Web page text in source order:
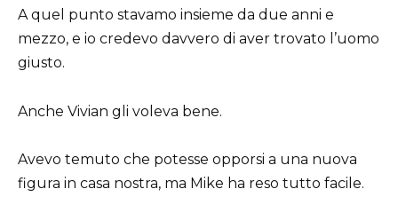
A quel punto stavamo insieme da due anni e
mezzo, e io credevo davvero di aver trovato l’uomo
giusto.
Anche Vivian gli voleva bene.
Avevo temuto che potesse opporsi a una nuova
figura in casa nostra, ma Mike ha reso tutto facile.